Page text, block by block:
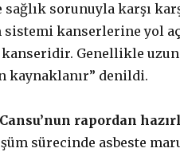
sorunuyla karşı
kanserlerine yol
kanseridir. Genellikle
kaynaklanır” denildi.
rapordan
sürecinde asbeste